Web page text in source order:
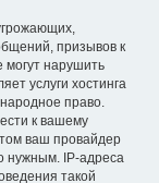
призывов к
могут нарушить
услуги хостинга
право.
к вашему
ваш провайдер
нужным. IP-адреса
такой